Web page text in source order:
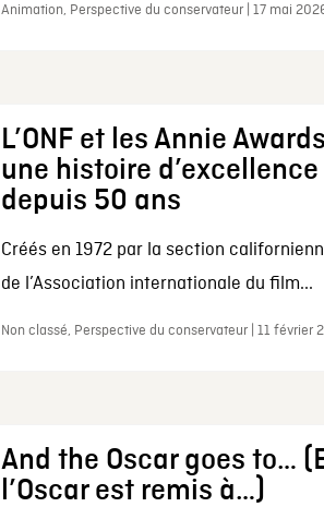
Animation, Perspective du conservateur | 17 mai
L’ONF et les Annie
une histoire d’excellence
depuis 50 ans
Créés en 1972 par la section
de l’Association internationale du film...
Non classé, Perspective du conservateur | 11 février
And the Oscar goes to…
l’Oscar est remis à…)